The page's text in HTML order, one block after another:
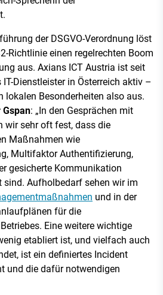
der DSGVO-Verordnung löst
Richtlinie einen regelrechten Boom
aus. Axians ICT Austria ist seit
Dienstleister in Österreich aktiv –
lokalen Besonderheiten also aus.
Gspan: „In den Gesprächen mit
wir sehr oft fest, dass die
Maßnahmen wie
Multifaktor Authentifizierung,
gesicherte Kommunikation
Aufholbedarf sehen wir im
und in der
für die
Eine weitere wichtige
etabliert ist, und vielfach auch
ist ein definiertes Incident
und die dafür notwendigen